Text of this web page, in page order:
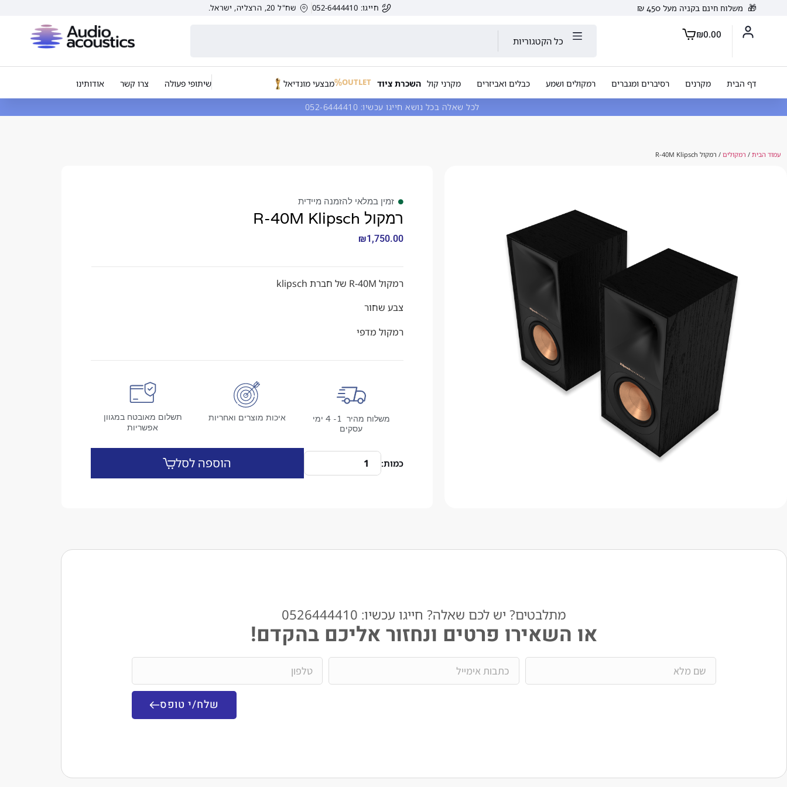
🎁 משלוח חינם בקניה מעל 450 ₪ חייגו: 052-6444410 שח"ל 20, הרצליה, ישראל.
₪0.00
כל הקטגוריות
דף הבית מקרנים רסיברים ומגברים רמקולים ושמע כבלים ואביזרים מקרני קול השכרת ציוד OUTLET מבצעי מונדיאל שיתופי פעולה צרו קשר אודותינו
לכל שאלה בכל נושא חייגו עכשיו:
עמוד הבית / רמקולים / רמקול R-40M Klipsch
זמין במלאי להזמנה מיידית
רמקול R-40M Klipsch
₪1,750.00
רמקול R-40M של חברת klipsch
צבע שחור
רמקול מדפי
משלוח מהיר 1- 4 ימי
עסקים
איכות מוצרים ואחריות
תשלום מאובטח במגוון
אפשריות
הוספה לסל
מתלבטים? יש לכם שאלה? חייגו עכשיו: 0526444410​
או השאירו פרטים ונחזור אליכם בהקדם!
שלח/י טופס